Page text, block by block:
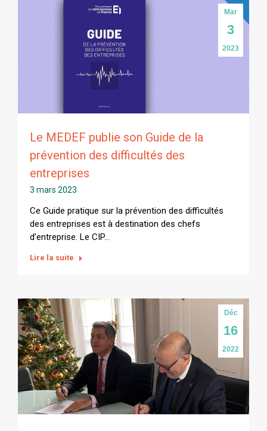
Mar
3
2023
Le MEDEF publie son Guide de la
prévention des difficultés des
entreprises
3 mars 2023
Ce Guide pratique sur la prévention des difficultés
des entreprises est à destination des chefs
d’entreprise. Le CIP…
Lire la suite
Déc
16
2022